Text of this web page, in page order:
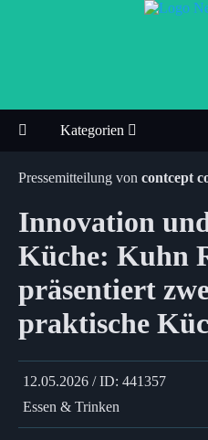
Kategorien
Pressemitteilung von contcept
Innovation
Küche: Kuhn
präsentiert
praktische
12.05.2026 / ID: 441357
Essen & Trinken